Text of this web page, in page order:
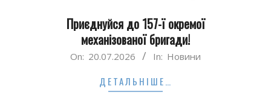
Приєднуйся до 157-ї окремої
механізованої бригади!
On: 20.07.2026 In: Новини
ДЕТАЛЬНІШЕ…